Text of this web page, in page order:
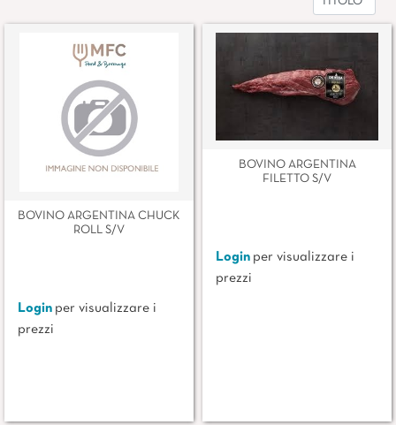
BOVINO ARGENTINA CHUCK
ROLL S/V
Login per visualizzare i
prezzi
BOVINO ARGENTINA
FILETTO S/V
Login per visualizzare i
prezzi